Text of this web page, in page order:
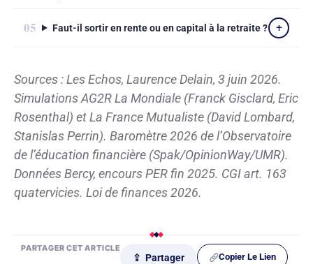
Faut-il sortir en rente ou en capital à la retraite ?
Sources : Les Echos, Laurence Delain, 3 juin 2026.
Simulations AG2R La Mondiale (Franck Gisclard, Eric
Rosenthal) et La France Mutualiste (David Lombard,
Stanislas Perrin). Baromètre 2026 de l’Observatoire
de l’éducation financière (Spak/OpinionWay/UMR).
Données Bercy, encours PER fin 2025. CGI art. 163
quatervicies. Loi de finances 2026.
PARTAGER CET ARTICLE
⇪ Partager Copier Le Lien